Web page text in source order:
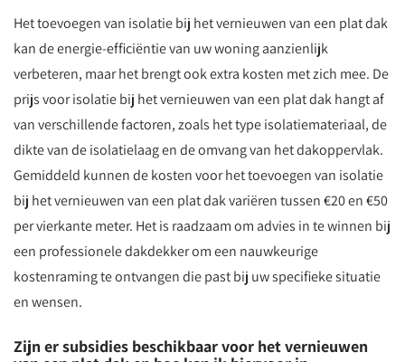
Het toevoegen van isolatie bij het vernieuwen van een plat dak
kan de energie-efficiëntie van uw woning aanzienlijk
verbeteren, maar het brengt ook extra kosten met zich mee. De
prijs voor isolatie bij het vernieuwen van een plat dak hangt af
van verschillende factoren, zoals het type isolatiemateriaal, de
dikte van de isolatielaag en de omvang van het dakoppervlak.
Gemiddeld kunnen de kosten voor het toevoegen van isolatie
bij het vernieuwen van een plat dak variëren tussen €20 en €50
per vierkante meter. Het is raadzaam om advies in te winnen bij
een professionele dakdekker om een nauwkeurige
kostenraming te ontvangen die past bij uw specifieke situatie
en wensen.
Zijn er subsidies beschikbaar voor het vernieuwen